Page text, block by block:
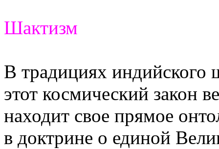
Шактизм
В традициях индийского
этот космический закон
находит свое прямое
в доктрине о единой